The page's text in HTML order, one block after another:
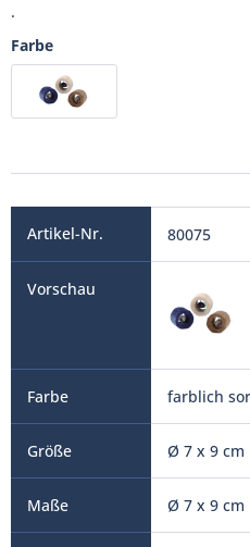
.
Farbe
80075
farblich
Ø 7 x 9 cm
Ø 7 x 9 cm